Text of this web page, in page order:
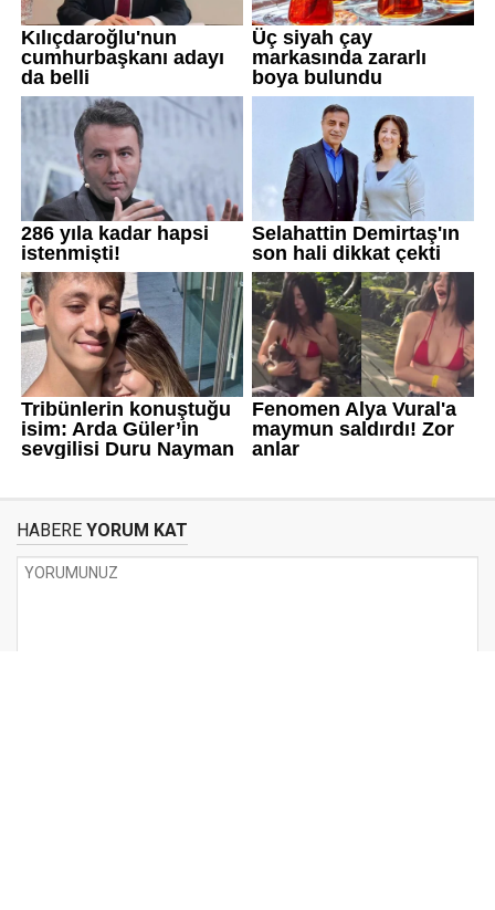
HABERE YORUM KAT